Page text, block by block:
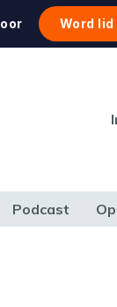
Word lid
Podcast